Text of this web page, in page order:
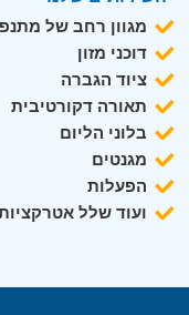
מגוון רחב של
דוכני מזון
ציוד הגברה
תאורה דקורטיבית
בלוני הליום
מגנטים
הפעלות
ועוד שלל